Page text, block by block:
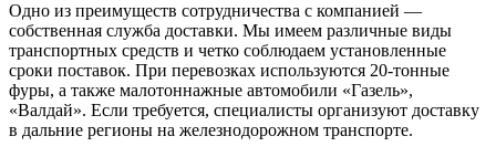
Одно из преимуществ сотрудничества с компанией —
собственная служба доставки. Мы имеем различные виды
транспортных средств и четко соблюдаем установленные
сроки поставок. При перевозках используются 20-тонные
фуры, а также малотоннажные автомобили «Газель»,
«Валдай». Если требуется, специалисты организуют доставку
в дальние регионы на железнодорожном транспорте.